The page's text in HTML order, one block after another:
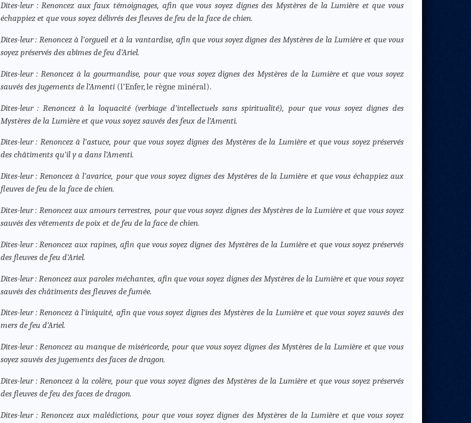
Dites-leur : Renoncez aux faux témoignages, afin que vous soyez dignes des Mystères de la Lumière et que vous
échappiez et que vous soyez délivrés des fleuves de feu de la face de chien.
Dites-leur : Renoncez à l’orgueil et à la vantardise, afin que vous soyez dignes des Mystères de la Lumière et que vous
soyez préservés des abîmes de feu d’Ariel.
Dites-leur : Renoncez à la gourmandise, pour que vous soyez dignes des Mystères de la Lumière et que vous soyez
sauvés des jugements de l’Amenti (l’Enfer, le règne minéral).
Dites-leur : Renoncez à la loquacité (verbiage d’intellectuels sans spiritualité), pour que vous soyez dignes des
Mystères de la Lumière et que vous soyez sauvés des feux de l’Amenti.
Dites-leur : Renoncez à l’astuce, pour que vous soyez dignes des Mystères de la Lumière et que vous soyez préservés
des châtiments qu’il y a dans l’Amenti.
Dites-leur : Renoncez à l’avarice, pour que vous soyez dignes des Mystères de la Lumière et que vous échappiez aux
fleuves de feu de la face de chien.
Dites-leur : Renoncez aux amours terrestres, pour que vous soyez dignes des Mystères de la Lumière et que vous soyez
sauvés des vêtements de poix et de feu de la face de chien.
Dites-leur : Renoncez aux rapines, afin que vous soyez dignes des Mystères de la Lumière et que vous soyez préservés
des fleuves de feu d’Ariel.
Dites-leur : Renoncez aux paroles méchantes, afin que vous soyez dignes des Mystères de la Lumière et que vous soyez
sauvés des châtiments des fleuves de fumée.
Dites-leur : Renoncez à l’iniquité, afin que vous soyez dignes des Mystères de la Lumière et que vous soyez sauvés des
mers de feu d’Ariel.
Dites-leur : Renoncez au manque de miséricorde, pour que vous soyez dignes des Mystères de la Lumière et que vous
soyez sauvés des jugements des faces de dragon.
Dites-leur : Renoncez à la colère, pour que vous soyez dignes des Mystères de la Lumière et que vous soyez préservés
des fleuves de feu des faces de dragon.
Dites-leur : Renoncez aux malédictions, pour que vous soyez dignes des Mystères de la Lumière et que vous soyez